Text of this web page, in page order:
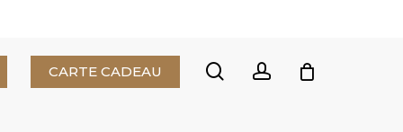
CARTE CADEAU searchaccount